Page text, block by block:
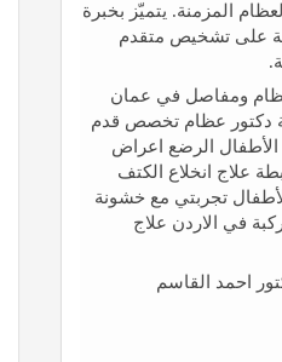
المزمنة. يتميّز بخبرة
على تشخيص متقدم
ومفاصل في عمان
دكتور عظام تخصص قدم
الأطفال الرضع اعراض
علاج انخلاع الكتف
تجربتي مع خشونة
في الاردن علاج
احمد القاسم